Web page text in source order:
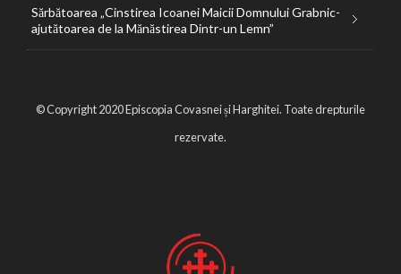
Sărbătoarea „Cinstirea Icoanei Maicii Domnului Grabnic-
ajutătoarea de la Mănăstirea Dintr-un Lemn”
© Copyright 2020 Episcopia Covasnei și Harghitei. Toate drepturile
rezervate.